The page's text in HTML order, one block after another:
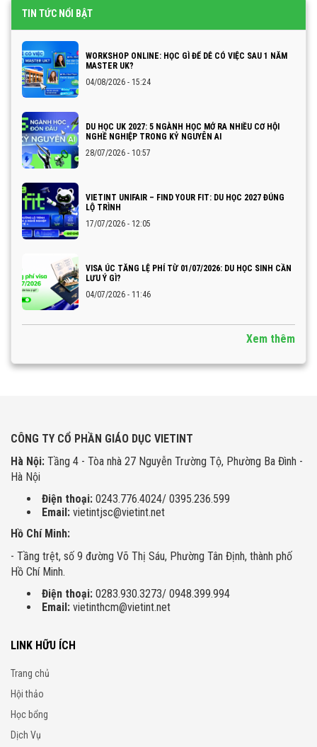
TIN TỨC NỔI BẬT
WORKSHOP ONLINE: HỌC GÌ ĐỂ DỄ CÓ VIỆC SAU 1 NĂM
MASTER UK?
04/08/2026 - 15:24
DU HỌC UK 2027: 5 NGÀNH HỌC MỞ RA NHIỀU CƠ HỘI
NGHỀ NGHIỆP TRONG KỶ NGUYÊN AI
28/07/2026 - 10:57
VIETINT UNIFAIR – FIND YOUR FIT: DU HỌC 2027 ĐÚNG
LỘ TRÌNH
17/07/2026 - 12:05
VISA ÚC TĂNG LỆ PHÍ TỪ 01/07/2026: DU HỌC SINH CẦN
LƯU Ý GÌ?
04/07/2026 - 11:46
Xem thêm
CÔNG TY CỔ PHẦN GIÁO DỤC VIETINT
Hà Nội: Tầng 4 - Tòa nhà 27 Nguyễn Trường Tộ, Phường Ba Đình -
Hà Nội
Điện thoại: 0243.776.4024/ 0395.236.599
Email: vietintjsc@vietint.net
Hồ Chí Minh:
- Tầng trệt, số 9 đường Võ Thị Sáu, Phường Tân Định, thành phố
Hồ Chí Minh.
Điện thoại: 0283.930.3273/ 0948.399.994
Email: vietinthcm@vietint.net
LINK HỮU ÍCH
Trang chủ
Hội thảo
Học bổng
Dịch Vụ